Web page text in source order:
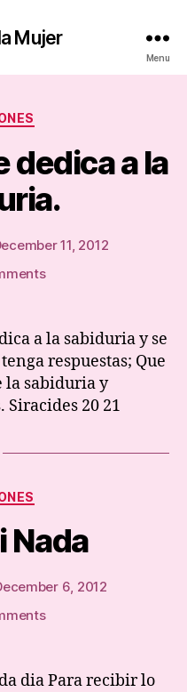
Mujer
Menu
dedica a la
11, 2012
on
que
dedica
a
la
a la sabiduria y se
respuestas; Que
la sabiduria y
Siracides 20 21
Nada
6, 2012
on
Nada
dia Para recibir lo